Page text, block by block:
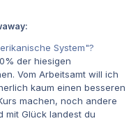
System"?
der hiesigen
Vom Arbeitsamt will ich
kaum einen besseren
machen, noch andere
mit Glück landest du